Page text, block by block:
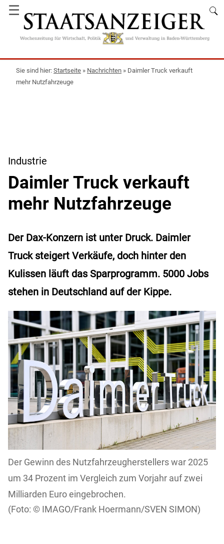
☰
Startseite » Nachrichten » Daimler Truck verkauft
mehr Nutzfahrzeuge
Industrie
Daimler Truck verkauft
mehr Nutzfahrzeuge
Der Dax-Konzern ist unter Druck. Daimler
Truck steigert Verkäufe, doch hinter den
Kulissen läuft das Sparprogramm. 5000 Jobs
stehen in Deutschland auf der Kippe.
Der Gewinn des Nutzfahrzeugherstellers war 2025
um 34 Prozent im Vergleich zum Vorjahr auf zwei
Milliarden Euro eingebrochen.
IMAGO/Frank Hoermann/SVEN SIMON)